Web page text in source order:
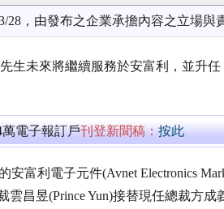
28，由發布之企業承擔內容之立場與
生未來將繼續服務於安富利，並升任
電子報訂戶刊登新聞稿：按此
安富利電子元件(Avnet Electronics
昌昱(Prince Yun)接替現任總裁方成